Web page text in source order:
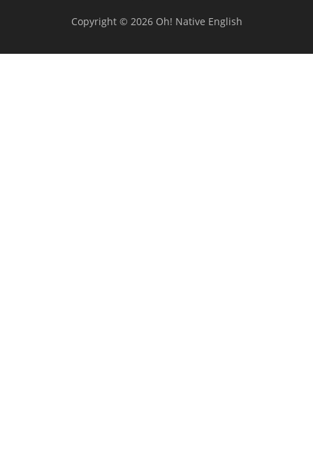
Copyright © 2026 Oh! Native English